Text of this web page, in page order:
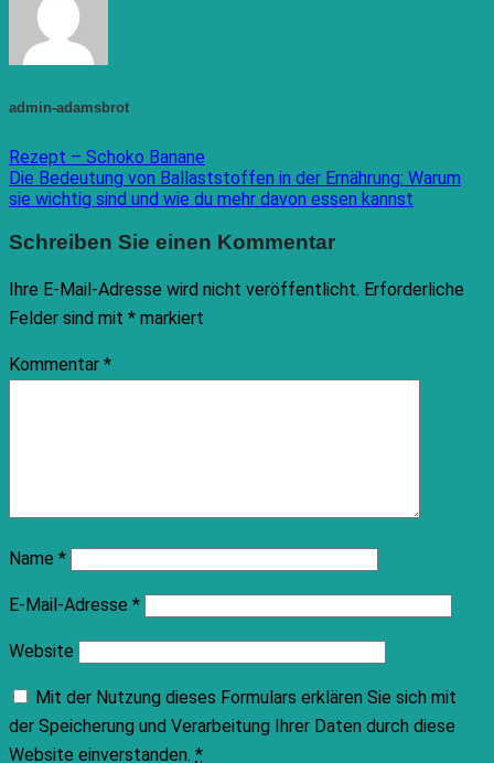
admin-adamsbrot
Rezept – Schoko Banane
Die Bedeutung von Ballaststoffen in der Ernährung: Warum
sie wichtig sind und wie du mehr davon essen kannst
Schreiben Sie einen Kommentar
Ihre E-Mail-Adresse wird nicht veröffentlicht. Erforderliche
Felder sind mit * markiert
Kommentar *
Name *
E-Mail-Adresse *
Website
Mit der Nutzung dieses Formulars erklären Sie sich mit
der Speicherung und Verarbeitung Ihrer Daten durch diese
Website einverstanden. *